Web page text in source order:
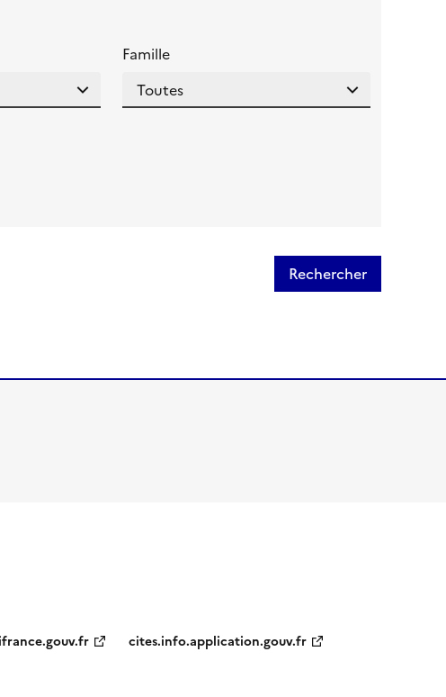
Famille
Rechercher
cites.info.application.gouv.fr